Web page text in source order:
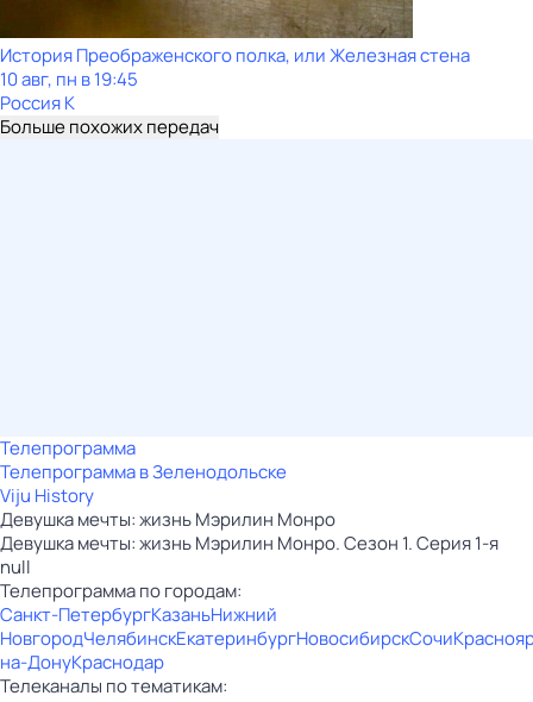
История Преображенского полка, или Железная стена
10 авг, пн в 19:45
Россия К
Больше похожих передач
Телепрограмма
Телепрограмма в Зеленодольске
Viju History
Девушка мечты: жизнь Мэрилин Монро
Девушка мечты: жизнь Мэрилин Монро. Сезон 1. Серия 1-я
null
Телепрограмма по городам:
Санкт-ПетербургКазаньНижний
НовгородЧелябинскЕкатеринбургНовосибирскСочи
на-ДонуКраснодар
Телеканалы по тематикам: